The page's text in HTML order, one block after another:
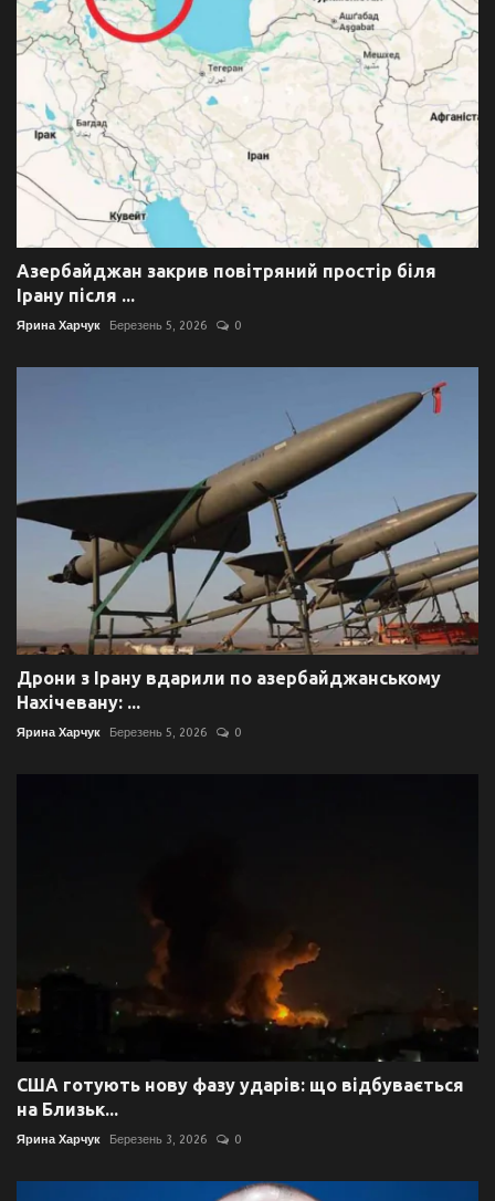
Азербайджан закрив повітряний простір біля
Ірану після ...
Ярина Харчук Березень 5, 2026 0
Дрони з Ірану вдарили по азербайджанському
Нахічевану: ...
Ярина Харчук Березень 5, 2026 0
США готують нову фазу ударів: що відбувається
на Близьк...
Ярина Харчук Березень 3, 2026 0